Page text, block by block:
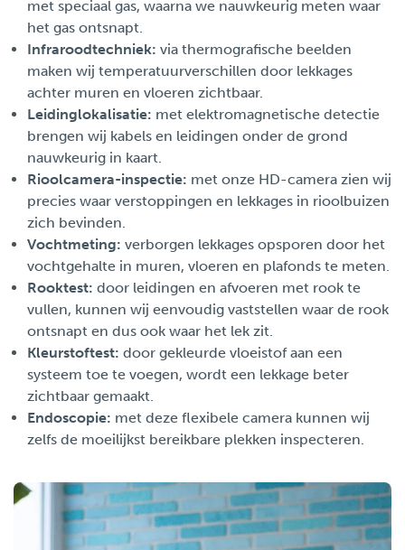
met speciaal gas, waarna we nauwkeurig meten waar
het gas ontsnapt.
Infraroodtechniek: via thermografische beelden
maken wij temperatuurverschillen door lekkages
achter muren en vloeren zichtbaar.
Leidinglokalisatie: met elektromagnetische detectie
brengen wij kabels en leidingen onder de grond
nauwkeurig in kaart.
Rioolcamera-inspectie: met onze HD-camera zien wij
precies waar verstoppingen en lekkages in rioolbuizen
zich bevinden.
Vochtmeting: verborgen lekkages opsporen door het
vochtgehalte in muren, vloeren en plafonds te meten.
Rooktest: door leidingen en afvoeren met rook te
vullen, kunnen wij eenvoudig vaststellen waar de rook
ontsnapt en dus ook waar het lek zit.
Kleurstoftest: door gekleurde vloeistof aan een
systeem toe te voegen, wordt een lekkage beter
zichtbaar gemaakt.
Endoscopie: met deze flexibele camera kunnen wij
zelfs de moeilijkst bereikbare plekken inspecteren.